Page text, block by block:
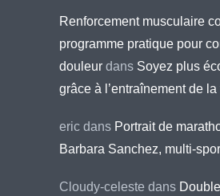
Renforcement musculaire
programme pratique pour
douleur dans Soyez plus
grâce à l’entraînement de la
eric dans Portrait de
Barbara Sanchez, multi-
Cloudy-celeste dans